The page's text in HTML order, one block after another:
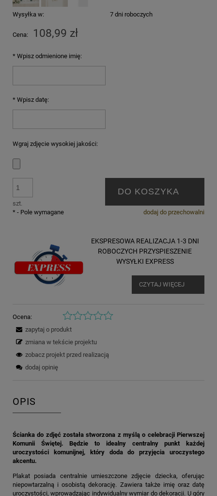
Wysyłka w: 7 dni roboczych
Cena: 108,99 zł
* Wpisz odmienione imię:
* Wpisz datę:
Wgraj zdjęcie wysokiej jakości:
szt.
DO KOSZYKA
dodaj do przechowalni
* - Pole wymagane
EKSPRESOWA REALIZACJA 1-3 DNI
ROBOCZYCH PRZYSPIESZENIE
WYSYŁKI EXPRESS
CZYTAJ WIĘCEJ
Ocena:
zapytaj o produkt
zmiana w tekście projektu
zobacz projekt przed realizacją
dodaj opinię
OPIS
Ścianka do zdjęć została stworzona z myślą o celebracji Pierwszej
Komunii Świętej. Będzie to idealny centralny punkt każdej
uroczystości komunijnej, który doda do przyjęcia uroczystego
akcentu.
Plakat posiada centralnie umieszczone zdjęcie dziecka, oferując
niepowtarzalną i osobistą dekorację. Zawiera także imię oraz datę
uroczystości, wprowadzając indywidualny wymiar do dekoracji. U góry